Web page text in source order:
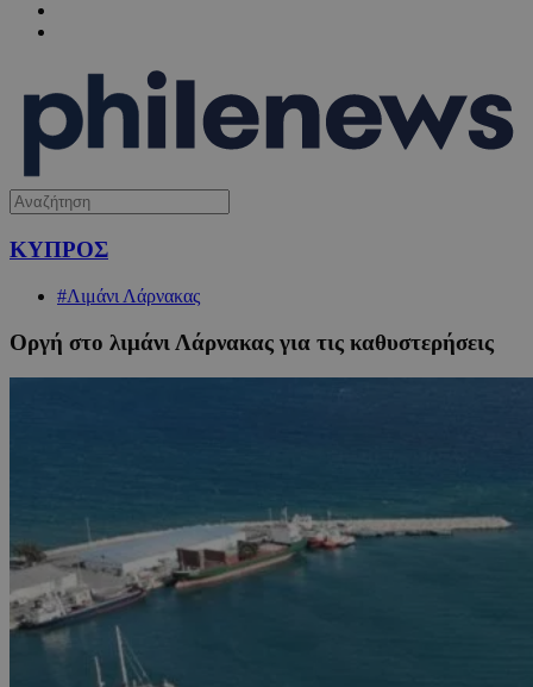
ΚΥΠΡΟΣ
#Λιμάνι Λάρνακας
Oργή στο λιμάνι Λάρνακας για τις καθυστερήσεις